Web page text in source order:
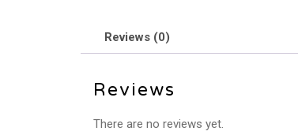
Reviews (0)
Reviews
There are no reviews yet.